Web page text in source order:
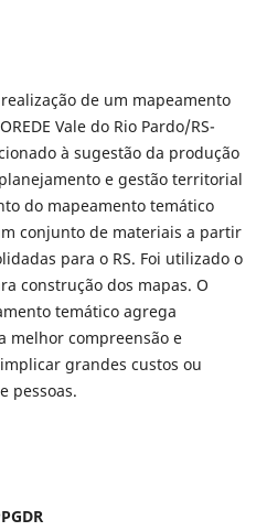
de um mapeamento
Vale do Rio Pardo/RS-
à sugestão da produção
e gestão territorial
do mapeamento temático
conjunto de materiais a partir
para o RS. Foi utilizado o
construção dos mapas. O
temático agrega
melhor compreensão e
grandes custos ou
pessoas.